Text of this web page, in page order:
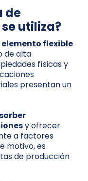
de
utiliza?
elemento flexible
de alta
físicas y
presentan un
y ofrecer
a factores
motivo, es
de producción